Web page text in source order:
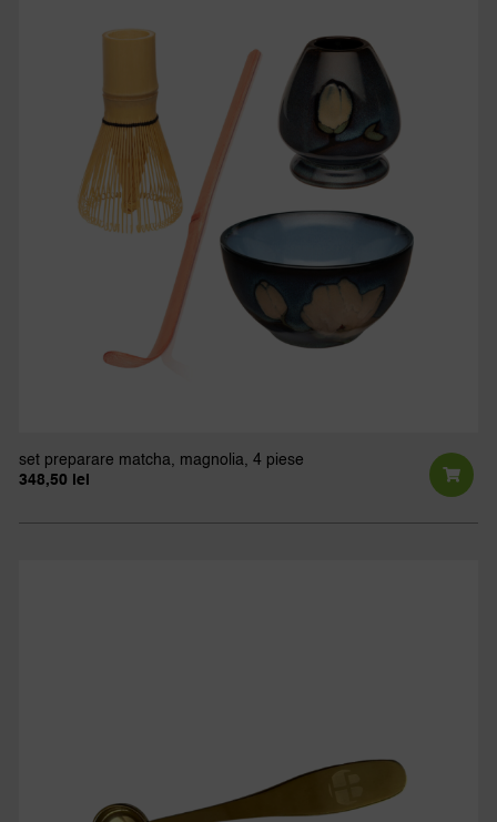
set preparare matcha, magnolia, 4 piese
348,50
lei